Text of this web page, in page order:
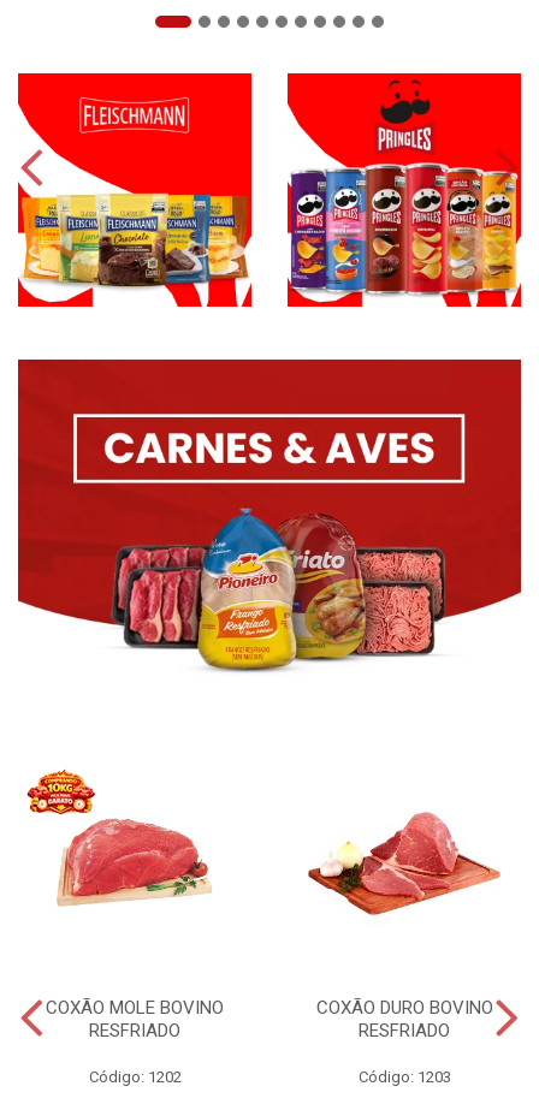
COXÃO MOLE BOVINO
RESFRIADO
Código: 1202
COXÃO DURO BOVINO
RESFRIADO
Código: 1203